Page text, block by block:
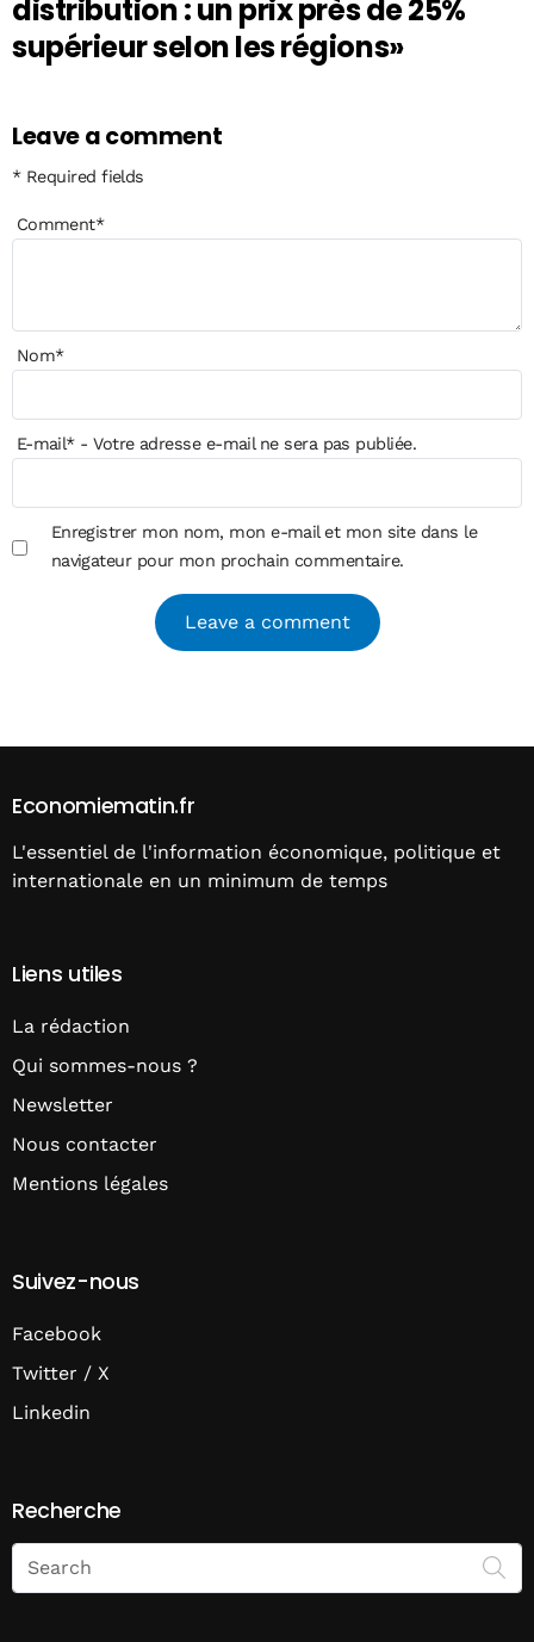
distribution : un prix près de 25%
supérieur selon les régions»
Leave a comment
* Required fields
Comment*
Nom*
E-mail*- Votre adresse e-mail ne sera pas publiée.
Enregistrer mon nom, mon e-mail et mon site dans le
navigateur pour mon prochain commentaire.
Economiematin.fr
L'essentiel de l'information économique, politique et
internationale en un minimum de temps
Liens utiles
La rédaction
Qui sommes-nous ?
Newsletter
Nous contacter
Mentions légales
Suivez-nous
Facebook
Twitter / X
Linkedin
Recherche
Search
on
Economie